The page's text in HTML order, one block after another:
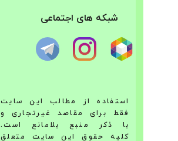
شبکه های اجتماعی
استفاده از مطالب این سایت
فقط برای مقاصد غیرتجاری و
با ذکر منبع بلامانع است.
کلیه حقوق این سایت متعلق